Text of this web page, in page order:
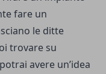
fare un
le ditte
trovare su
avere un’idea